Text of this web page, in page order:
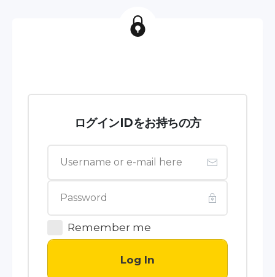
ログインIDをお持ちの方
Remember me
Log In